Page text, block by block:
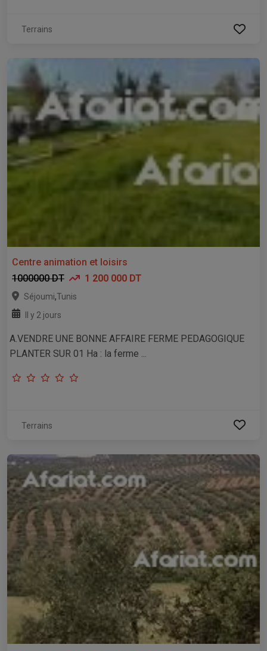
Terrains
Centre animation et loisirs
1000000 DT
1 200 000 DT
Séjoumi,Tunis
Il y 2 jours
A.VENDRE UNE BONNE AFFAIRE FERME PEDAGOGIQUE
PLANTER SUR 01 Ha : la ferme ...
Terrains